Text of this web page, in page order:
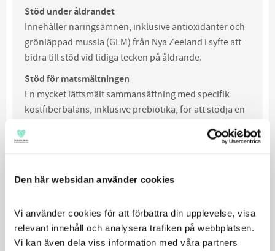
Den här websidan använder cookies
Vi använder cookies för att förbättra din upplevelse, visa
relevant innehåll och analysera trafiken på webbplatsen.
Vi kan även dela viss information med våra partners
Stöd under åldrandet
Innehåller näringsämnen, inklusive antioxidanter och
grönläppad mussla (GLM) från Nya Zeeland i syfte att
bidra till stöd vid tidiga tecken på åldrande.
Stöd för matsmältningen
En mycket lättsmält sammansättning med specifik
kostfiberbalans, inklusive prebiotika, för att stödja en